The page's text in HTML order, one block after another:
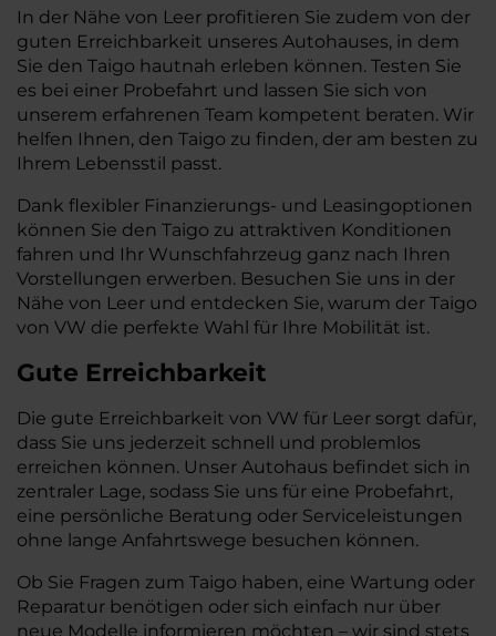
In der Nähe von Leer profitieren Sie zudem von der
guten Erreichbarkeit unseres Autohauses, in dem
Sie den Taigo hautnah erleben können. Testen Sie
es bei einer Probefahrt und lassen Sie sich von
unserem erfahrenen Team kompetent beraten. Wir
helfen Ihnen, den Taigo zu finden, der am besten zu
Ihrem Lebensstil passt.
Dank flexibler Finanzierungs- und Leasingoptionen
können Sie den Taigo zu attraktiven Konditionen
fahren und Ihr Wunschfahrzeug ganz nach Ihren
Vorstellungen erwerben. Besuchen Sie uns in der
Nähe von Leer und entdecken Sie, warum der Taigo
von VW die perfekte Wahl für Ihre Mobilität ist.
Gute Erreichbarkeit
Die gute Erreichbarkeit von VW für Leer sorgt dafür,
dass Sie uns jederzeit schnell und problemlos
erreichen können. Unser Autohaus befindet sich in
zentraler Lage, sodass Sie uns für eine Probefahrt,
eine persönliche Beratung oder Serviceleistungen
ohne lange Anfahrtswege besuchen können.
Ob Sie Fragen zum Taigo haben, eine Wartung oder
Reparatur benötigen oder sich einfach nur über
neue Modelle informieren möchten – wir sind stets